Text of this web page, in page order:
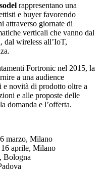
rappresentano una
e buyer favorendo
attraverso giornate di
verticali che vanno dal
dal wireless all’IoT,
Fortronic nel 2015, la
a una audience
e novità di prodotto oltre a
e alle proposte delle
domanda e l’offerta.
marzo, Milano
16 aprile, Milano
Bologna